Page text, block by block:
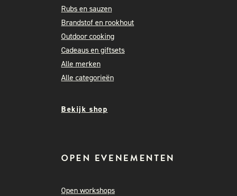
Rubs en sauzen
Brandstof en rookhout
Outdoor cooking
Cadeaus en giftsets
Alle merken
Alle categorieën
Bekijk shop
OPEN EVENEMENTEN
Open workshops